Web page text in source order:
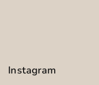
Instagram